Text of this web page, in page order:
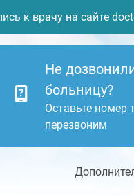
к врачу на сайте
Не
больницу?
Оставьте номер
перезвоним